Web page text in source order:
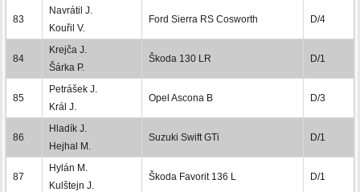
83
Navrátil J.
Kouřil V.
Ford Sierra RS Cosworth D/4
84
Krejča J.
Šárka P.
Škoda 130 LR D/1
85
Petrášek J.
Král J.
Opel Ascona B D/3
86
Hladík J.
Hejhal M.
Suzuki Swift GTi D/1
87
Hylán M.
Kulštejn J.
Škoda Favorit 136 L D/1